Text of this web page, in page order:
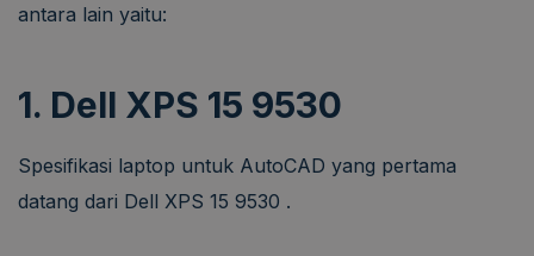
antara lain yaitu:
1. Dell XPS 15 9530
Spesifikasi laptop untuk AutoCAD yang pertama
datang dari Dell XPS 15 9530 .